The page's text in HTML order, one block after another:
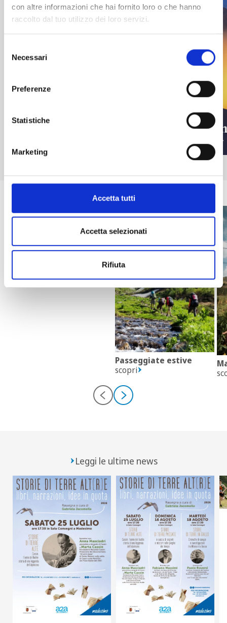
con altre informazioni che hai fornito loro o che hanno
raccolto dal tuo utilizzo dei loro servizi.
delNecessari
Preferenze
Statistiche
Marketing
Accetta tutti
Accetta selezionati
Rifiuta
Ristoranti a Madesimo
Trekking
Passeggiate estive
scopri
Leggi le ultime news